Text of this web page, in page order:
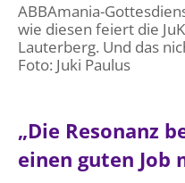
ABBAmania-
wie diesen feiert die
Lauterberg. Und das
Foto: Juki Paulus
„Die Resonanz
einen guten Job